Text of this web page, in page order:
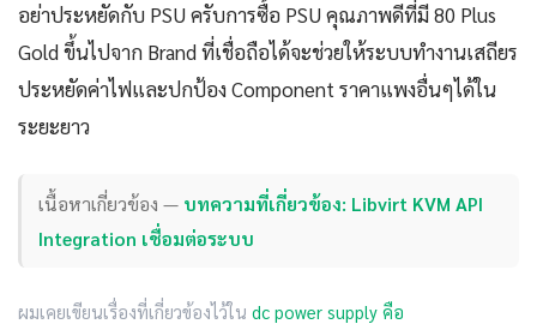
อย่าประหยัดกับ PSU ครับการซื้อ PSU คุณภาพดีที่มี 80 Plus
Gold ขึ้นไปจาก Brand ที่เชื่อถือได้จะช่วยให้ระบบทำงานเสถียร
ประหยัดค่าไฟและปกป้อง Component ราคาแพงอื่นๆได้ใน
ระยะยาว
เนื้อหาเกี่ยวข้อง — บทความที่เกี่ยวข้อง: Libvirt KVM API
Integration เชื่อมต่อระบบ
ผมเคยเขียนเรื่องที่เกี่ยวข้องไว้ใน dc power supply คือ